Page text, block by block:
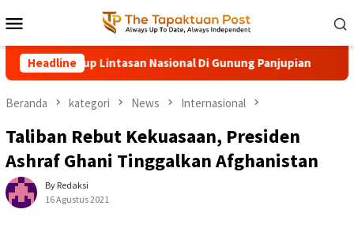
ke
kontenMobile
Headline
Nasional Di Gunung Panjupian Angin Kencang
Beranda kategori News Internasional
Taliban Rebut Kekuasaan, Presiden
Ashraf Ghani Tinggalkan Afghanistan
By Redaksi
16 Agustus 2021